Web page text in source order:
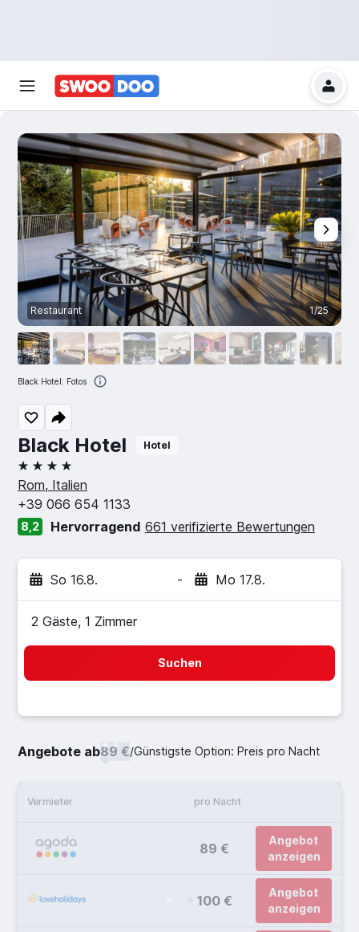
Black Hotel Hotel
4 Sterne
Rom, Italien
+39 066 654 1133
8,2 Hervorragend 661 verifizierte Bewertungen
So 16.8. - Mo 17.8.
2 Gäste, 1 Zimmer
Suchen
Angebote ab89 €/Günstigste Option: Preis pro Nacht
Vermieter pro Nacht
89 €
Angebot
anzeigen
100 €
Angebot
anzeigen
Restaurant 1/25
Black Hotel: Fotos